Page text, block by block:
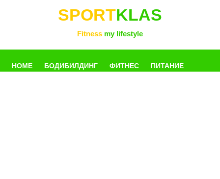
SPORTKLAS
Fitness my lifestyle
HOME БОДИБИЛДИНГ ФИТНЕС ПИТАНИЕ